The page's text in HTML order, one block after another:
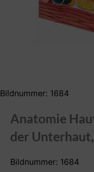
Bildnummer: 1684
Anatomie
der
Bildnummer: 1684